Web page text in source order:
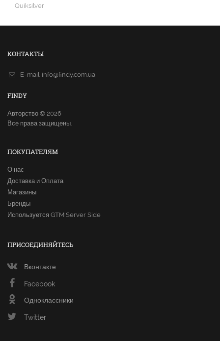
Quiksilver
КОНТАКТЫ
E-mail. info@findy.com.ua
FINDY
Авторство © 2026
Все права защищены.
ПОКУПАТЕЛЯМ
О нас
Доставка и Оплата
Магазины
Бренды
Используется GTM Server Side
ПРИСОЕДИНЯЙТЕСЬ
Вконтакте
Facebook
Одноклассники
Twitter